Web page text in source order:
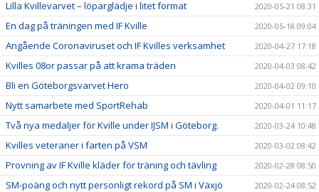
Lilla Kvillevarvet – löparglädje i litet format 2020-05-21 08:31
En dag på träningen med IF Kville 2020-05-18 09:04
Angående Coronaviruset och IF Kvilles verksamhet 2020-04-27 17:18
Kvilles 08or passar på att krama träden 2020-04-03 08:42
Bli en Göteborgsvarvet Hero 2020-04-02 09:10
Nytt samarbete med SportRehab 2020-04-01 11:17
Två nya medaljer för Kville under IJSM i Göteborg. 2020-03-24 10:48
Kvilles veteraner i farten på VSM 2020-03-02 08:42
Provning av IF Kville kläder för träning och tävling 2020-02-28 08:50
SM-poäng och nytt personligt rekord på SM i Växjö 2020-02-24 08:52